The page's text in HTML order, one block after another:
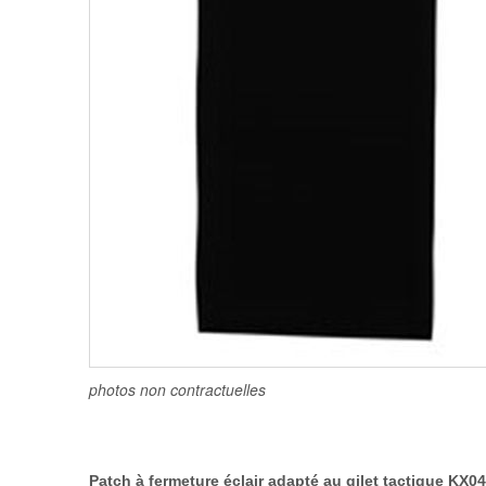
photos non contractuelles
Patch à fermeture éclair adapté au gilet tactique